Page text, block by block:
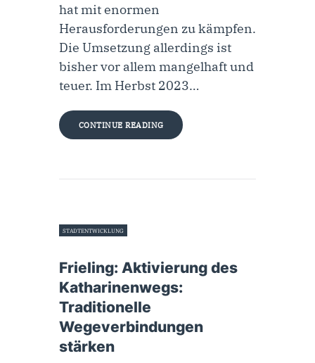
hat mit enormen
Herausforderungen zu kämpfen.
Die Umsetzung allerdings ist
bisher vor allem mangelhaft und
teuer. Im Herbst 2023…
CONTINUE READING
STADTENTWICKLUNG
Frieling: Aktivierung des
Katharinenwegs:
Traditionelle
Wegeverbindungen
stärken